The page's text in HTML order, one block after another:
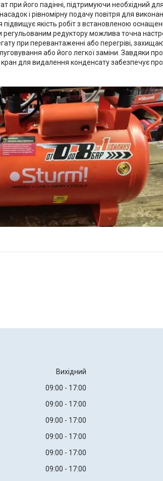
при його падінні, підтримуючи необхідний
і рівномірну подачу повітря для
підвищує якість робіт з встановленою
редуктору можлива точна
при перевантаженні або перегріві,
або його легкої заміни. Завдяки
для видалення конденсату забезпечує
Вихідний
09:00
17:00
09:00
17:00
09:00
17:00
09:00
17:00
09:00
17:00
09:00 17:00